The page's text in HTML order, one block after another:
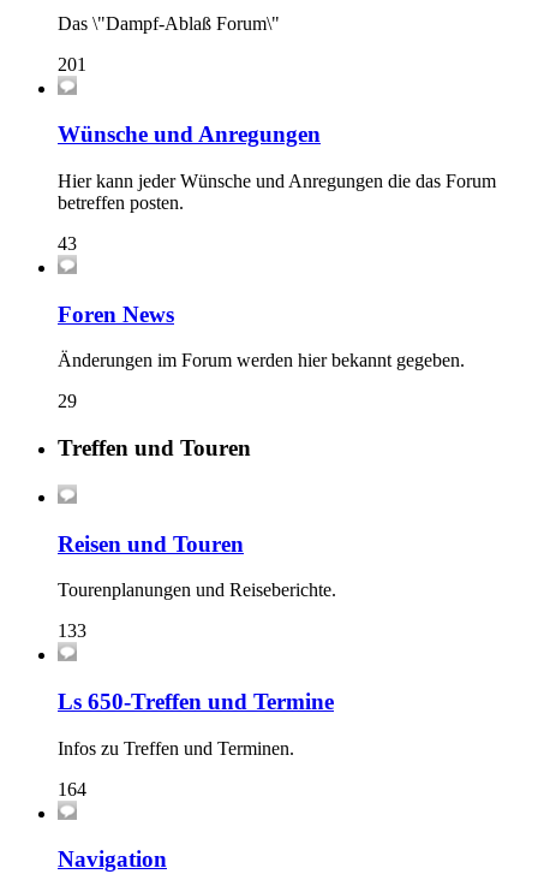
Das \"Dampf-Ablaß Forum\"
201
Wünsche und Anregungen
Hier kann jeder Wünsche und Anregungen die das Forum
betreffen posten.
43
Foren News
Änderungen im Forum werden hier bekannt gegeben.
29
Treffen und Touren
Reisen und Touren
Tourenplanungen und Reiseberichte.
133
Ls 650-Treffen und Termine
Infos zu Treffen und Terminen.
164
Navigation